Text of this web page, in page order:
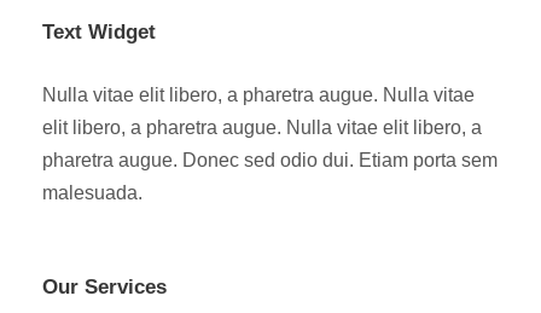
Text Widget
Nulla vitae elit libero, a pharetra augue. Nulla vitae
elit libero, a pharetra augue. Nulla vitae elit libero, a
pharetra augue. Donec sed odio dui. Etiam porta sem
malesuada.
Our Services